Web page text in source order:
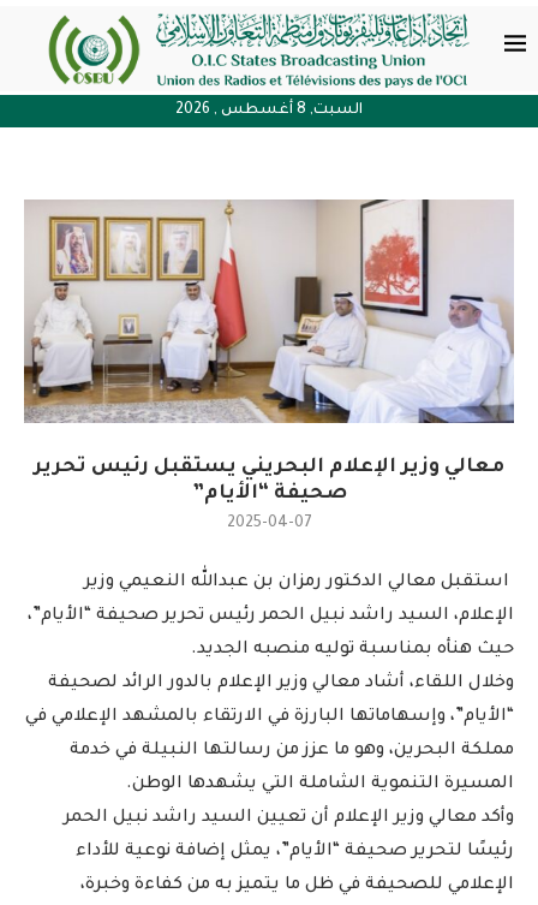
السبت, 8 أغسطس , 2026
معالي وزير الإعلام البحريني يستقبل رئيس تحرير
صحيفة “الأيام”
2025-04-07
استقبل معالي الدكتور رمزان بن عبدالله النعيمي وزير
الإعلام، السيد راشد نبيل الحمر رئيس تحرير صحيفة “الأيام”،
حيث هنأه بمناسبة توليه منصبه الجديد.
وخلال اللقاء، أشاد معالي وزير الإعلام بالدور الرائد لصحيفة
“الأيام”، وإسهاماتها البارزة في الارتقاء بالمشهد الإعلامي في
مملكة البحرين، وهو ما عزز من رسالتها النبيلة في خدمة
المسيرة التنموية الشاملة التي يشهدها الوطن.
وأكد معالي وزير الإعلام أن تعيين السيد راشد نبيل الحمر
رئيسًا لتحرير صحيفة “الأيام”، يمثل إضافة نوعية للأداء
الإعلامي للصحيفة في ظل ما يتميز به من كفاءة وخبرة،